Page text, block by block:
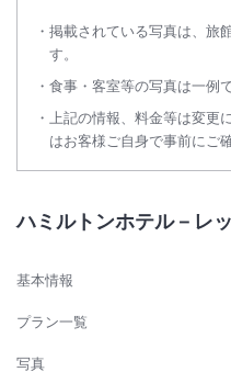
掲載されている写真は、旅
す。
食事・客室等の写真は一例で
上記の情報、料金等は変更
はお客様ご自身で事前にご
ハミルトンホテル－レ
基本情報
プラン一覧
写真